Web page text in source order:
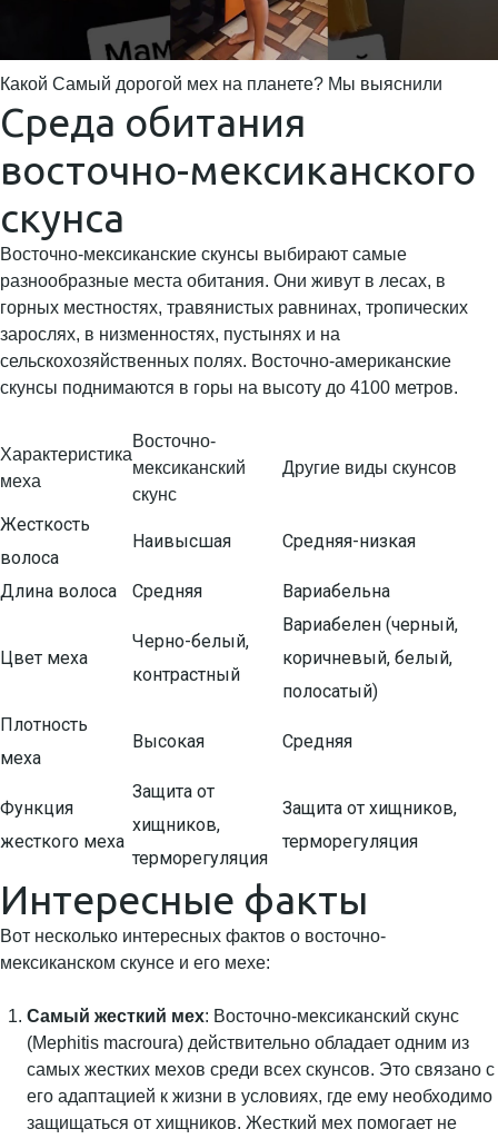
Какой Самый дорогой мех на планете? Мы выяснили
Среда обитания
восточно-мексиканского
скунса
Восточно-мексиканские скунсы выбирают самые
разнообразные места обитания. Они живут в лесах, в
горных местностях, травянистых равнинах, тропических
зарослях, в низменностях, пустынях и на
сельскохозяйственных полях. Восточно-американские
скунсы поднимаются в горы на высоту до 4100 метров.
Характеристика
меха
Восточно-
мексиканский
скунс
Другие виды скунсов
Жесткость
волоса
Наивысшая Средняя-низкая
Длина волоса Средняя Вариабельна
Цвет меха
Черно-белый,
контрастный
Вариабелен (черный,
коричневый, белый,
полосатый)
Плотность
меха
Высокая Средняя
Функция
жесткого меха
Защита от
хищников,
терморегуляция
Защита от хищников,
терморегуляция
Интересные факты
Вот несколько интересных фактов о восточно-
мексиканском скунсе и его мехе:
Самый жесткий мех: Восточно-мексиканский скунс
(Mephitis macroura) действительно обладает одним из
самых жестких мехов среди всех скунсов. Это связано с
его адаптацией к жизни в условиях, где ему необходимо
защищаться от хищников. Жесткий мех помогает не